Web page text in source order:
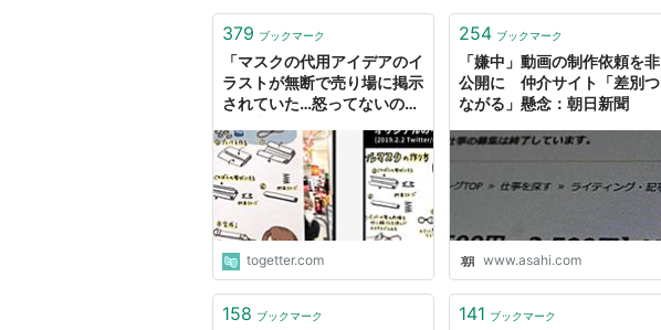
379 ブックマーク
「マスクの代用アイデアのイ
ラストが無断で売り場に掲示
されていた…怒ってないので
の後、イトーヨーカ堂から謝
罪と制作依頼が
togetter.com
254 ブックマーク
「嫌中」動画の制作依頼を非
公開に 仲介サイト「差別つ
ながる」懸念：朝日新聞
www.asahi.com
158 ブックマーク 141 ブックマーク